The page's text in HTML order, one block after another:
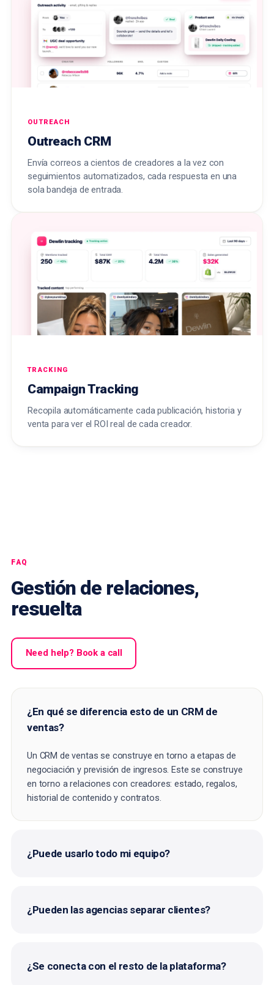
OUTREACH
Outreach CRM
Envía correos a cientos de creadores a la vez con
seguimientos automatizados, cada respuesta en una
sola bandeja de entrada.
TRACKING
Campaign Tracking
Recopila automáticamente cada publicación, historia y
venta para ver el ROI real de cada creador.
FAQ
Gestión de relaciones,
resuelta
Need help? Book a call
¿En qué se diferencia esto de un CRM de
ventas?
Un CRM de ventas se construye en torno a etapas de
negociación y previsión de ingresos. Este se construye
en torno a relaciones con creadores: estado, regalos,
historial de contenido y contratos.
¿Puede usarlo todo mi equipo?
¿Pueden las agencias separar clientes?
¿Se conecta con el resto de la plataforma?